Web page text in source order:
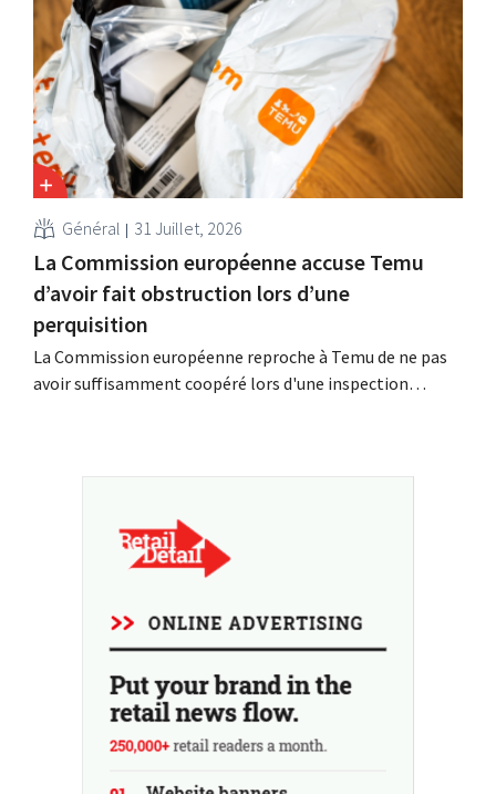
discount non alimentaire nourrissent des ambitions de
croissance en Europe.
Général 31 Juillet, 2026
La Commission européenne accuse Temu
d’avoir fait obstruction lors d’une
perquisition
La Commission européenne reproche à Temu de ne pas
avoir suffisamment coopéré lors d'une inspection